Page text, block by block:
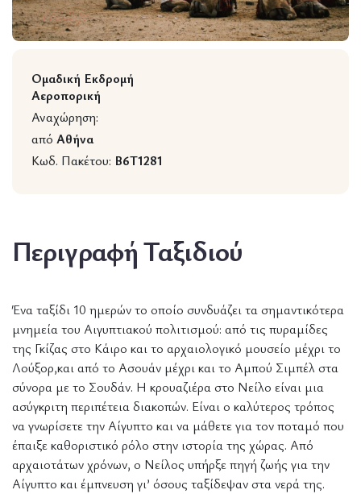
Wildlife
Ομαδική Εκδρομή
Αεροπορική
Αναχώρηση:
από Αθήνα
Κωδ. Πακέτου: B6T1281
Περιγραφή Ταξιδιού
Ένα ταξίδι 10 ημερών το οποίο συνδυάζει τα σημαντικότερα
μνημεία του Αιγυπτιακού πολιτισμού: από τις πυραμίδες
της Γκίζας στο Κάιρο και το αρχαιολογικό μουσείο μέχρι το
Λούξορ,και από το Ασουάν μέχρι και το Αμπού Σιμπέλ στα
σύνορα με το Σουδάν. Η κρουαζιέρα στo Νείλο είναι μια
ασύγκριτη περιπέτεια διακοπών. Είναι ο καλύτερος τρόπος
να γνωρίσετε την Αίγυπτο και να μάθετε για τον ποταμό που
έπαιξε καθοριστικό ρόλο στην ιστορία της χώρας. Από
αρχαιοτάτων χρόνων, o Νείλος υπήρξε πηγή ζωής για την
Αίγυπτο και έμπνευση γι’ όσους ταξίδεψαν στα νερά της.